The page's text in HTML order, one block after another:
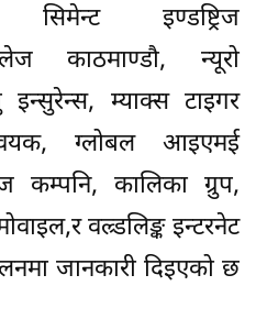
सिमेन्ट इण्डष्ट्रिज
काठमाण्डौ, न्यूरो
इन्सुरेन्स, म्याक्स टाइगर
वयक, ग्लोबल आइएमई
कम्पनि, कालिका ग्रुप,
वल्र्डलिङ्क इन्टरनेट
जानकारी दिइएको छ